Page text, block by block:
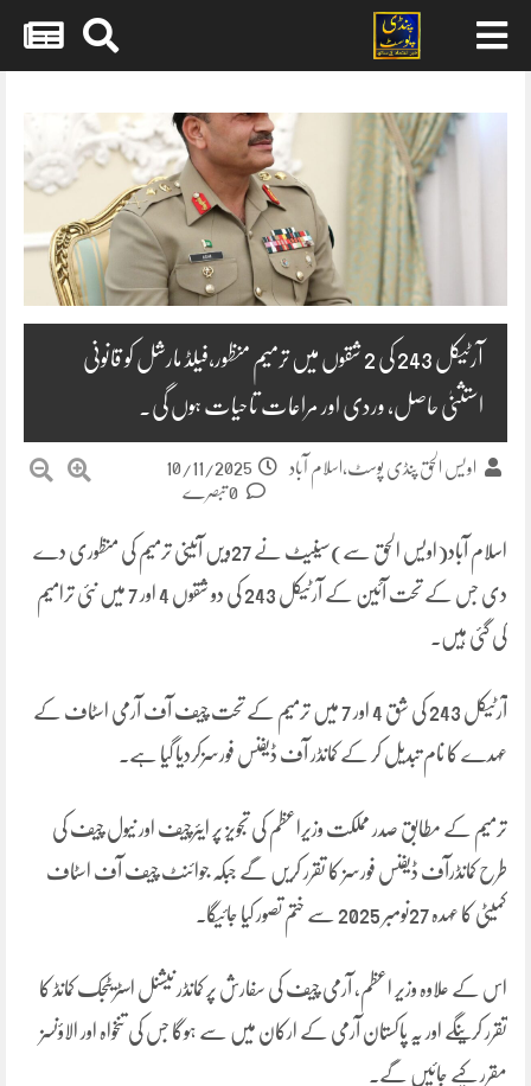
content
آرٹیکل 243 کی 2 شقوں میں ترمیم منظور،فیلڈ مارشل کو قانونی
استثنیٰ حاصل، وردی اور مراعات تاحیات ہوں گی۔
اویس الحق پنڈی پوسٹ،اسلام آباد
10/11/2025
اسلام آباد(اویس الحق سے)سینیٹ نے 27ویں آئینی ترمیم کی منظوری دے
دی جس کے تحت آئین کے آرٹیکل 243 کی دو شقوں 4 اور 7 میں نئی ترامیم
کی گئی ہیں۔
آرٹیکل 243 کی شق 4 اور 7 میں ترمیم کے تحت چیف آف آرمی اسٹاف کے
عہدے کا نام تبدیل کر کے کمانڈر آف ڈیفنس فورسزکردیا گیا ہے۔
ترمیم کے مطابق صدر مملکت وزیراعظم کی تجویز پر ایئرچیف اور نیول چیف کی
طرح کمانڈرآف ڈیفنس فورسز کا تقرر کریں گے جبکہ جوائنٹ چیف آف اسٹاف
کمیٹی کا عہدہ 27نومبر 2025 سے ختم تصور کیا جائیگا۔
اس کے علاوہ وزیر اعظم، آرمی چیف کی سفارش پر کمانڈر نیشنل اسٹریٹجک کمانڈ کا
تقرر کرینگے اور یہ پاکستان آرمی کے ارکان میں سے ہوگا جس کی تنخواہ اور الاؤنسز
مقرر کیے جائیں گے۔